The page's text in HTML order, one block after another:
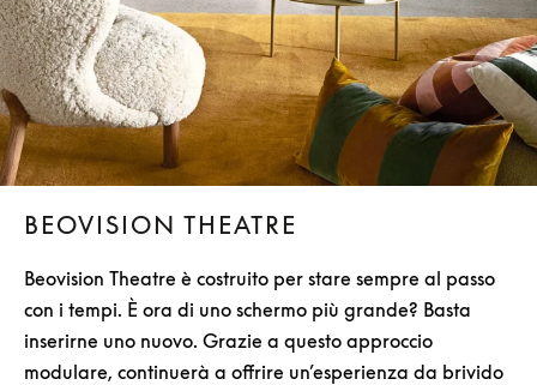
BEOVISION THEATRE
Beovision Theatre è costruito per stare sempre al passo
con i tempi. È ora di uno schermo più grande? Basta
inserirne uno nuovo. Grazie a questo approccio
modulare, continuerà a offrire un’esperienza da brivido